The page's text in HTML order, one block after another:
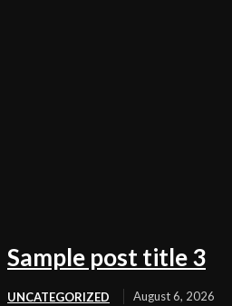
Sample post title 3
UNCATEGORIZED August 6, 2026